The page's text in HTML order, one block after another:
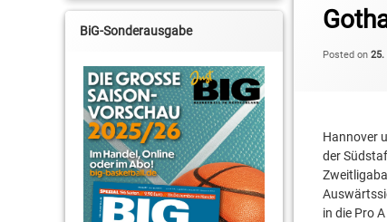
Posted on 25.
Hannover
der
in die Pro
BiG Oettinger
Cameron
BiG-Sonderausgabe